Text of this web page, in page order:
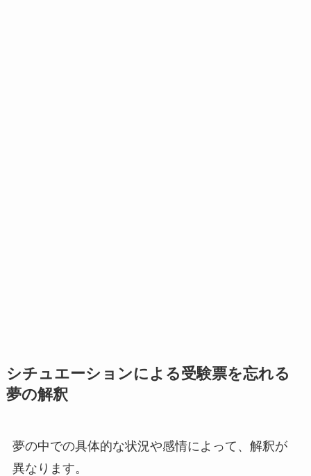
シチュエーションによる受験票を忘れる
夢の解釈
夢の中での具体的な状況や感情によって、解釈が
異なります。